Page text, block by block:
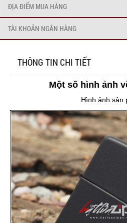
ĐỊA ĐIỂM MUA HÀNG
TÀI KHOẢN NGÂN HÀNG
THÔNG TIN CHI TIẾT
Một số hình ảnh
Hình ảnh sản